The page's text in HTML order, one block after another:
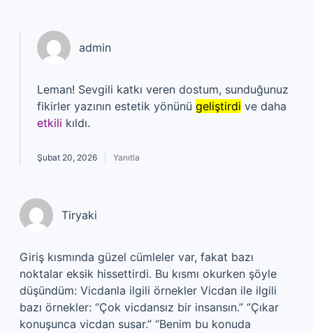
admin
Leman! Sevgili katkı veren dostum, sunduğunuz
fikirler yazının estetik yönünü geliştirdi ve daha
etkili kıldı.
Şubat 20, 2026 Yanıtla
Tiryaki
Giriş kısmında güzel cümleler var, fakat bazı
noktalar eksik hissettirdi. Bu kısmı okurken şöyle
düşündüm: Vicdanla ilgili örnekler Vicdan ile ilgili
bazı örnekler: “Çok vicdansız bir insansın.” “Çıkar
konuşunca vicdan susar.” “Benim bu konuda